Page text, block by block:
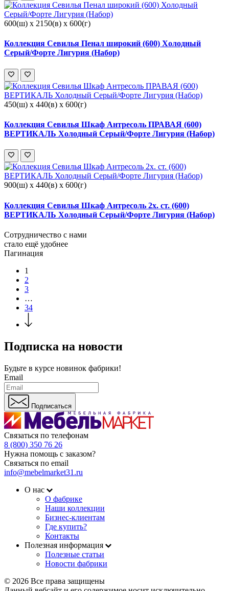
600(ш) x 2150(в) x 600(г)
Коллекция Севилья Пенал широкий (600) Холодный
Серый/Форте Лигурия (Набор)
450(ш) x 440(в) x 600(г)
Коллекция Севилья Шкаф Антресоль ПРАВАЯ (600)
ВЕРТИКАЛЬ Холодный Серый/Форте Лигурия (Набор)
900(ш) x 440(в) x 600(г)
Коллекция Севилья Шкаф Антресоль 2х. ст. (600)
ВЕРТИКАЛЬ Холодный Серый/Форте Лигурия (Набор)
Сотрудничество с нами
стало ещё удобнее
Пагинация
1
2
3
…
34
Подписка на новости
Будьте в курсе новинок фабрики!
Email
Подписаться
Связаться по телефонам
8 (800) 350 76 26
Нужна помощь с заказом?
Связаться по email
info@mebelmarket31.ru
О нас
О фабрике
Наши коллекции
Бизнес-клиентам
Где купить?
Контакты
Полезная информация
Полезные статьи
Новости фабрики
© 2026 Все права защищены